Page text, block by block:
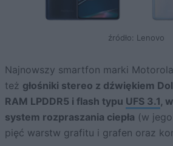
źródło: Lenovo
Najnowszy smartfon marki
też głośniki stereo z dźwiękiem
RAM LPDDR5 i flash typu UFS 3.1,
system rozpraszania ciepła (w
pięć warstw grafitu i grafen oraz